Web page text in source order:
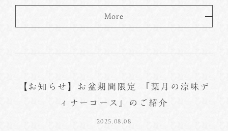
More
【お知らせ】お盆期間限定 『葉月の涼味デ
ィナーコース』のご紹介
2025.08.08